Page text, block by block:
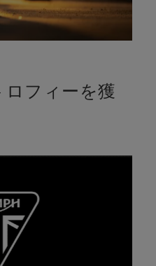
ロフィーを獲